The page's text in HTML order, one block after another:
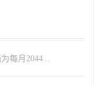
每月2044...